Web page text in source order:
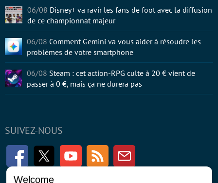
SUIVEZ-NOUS
FacebookTwitter Youtube RSS Newsletter
06/08 Disney+ va ravir les fans de foot avec la diffusion
de ce championnat majeur
06/08 Comment Gemini va vous aider à résoudre les
problèmes de votre smartphone
06/08 Steam : cet action-RPG culte à 20 € vient de
passer à 0 €, mais ça ne durera pas
Welcome